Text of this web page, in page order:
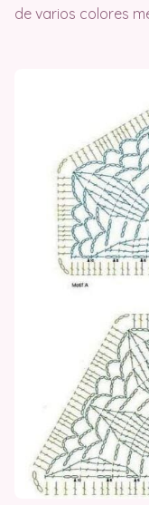
de varios colores